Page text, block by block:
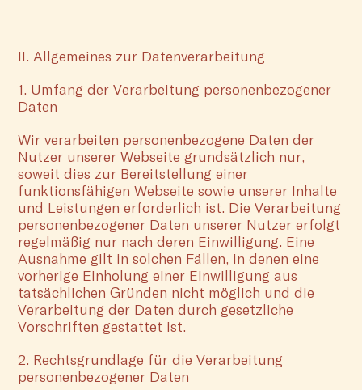
II. Allgemeines zur Datenverarbeitung
1. Umfang der Verarbeitung personenbezogener
Daten
Wir verarbeiten personenbezogene Daten der
Nutzer unserer Webseite grundsätzlich nur,
soweit dies zur Bereitstellung einer
funktionsfähigen Webseite sowie unserer Inhalte
und Leistungen erforderlich ist. Die Verarbeitung
personenbezogener Daten unserer Nutzer erfolgt
regelmäßig nur nach deren Einwilligung. Eine
Ausnahme gilt in solchen Fällen, in denen eine
vorherige Einholung einer Einwilligung aus
tatsächlichen Gründen nicht möglich und die
Verarbeitung der Daten durch gesetzliche
Vorschriften gestattet ist.
2. Rechtsgrundlage für die Verarbeitung
personenbezogener Daten